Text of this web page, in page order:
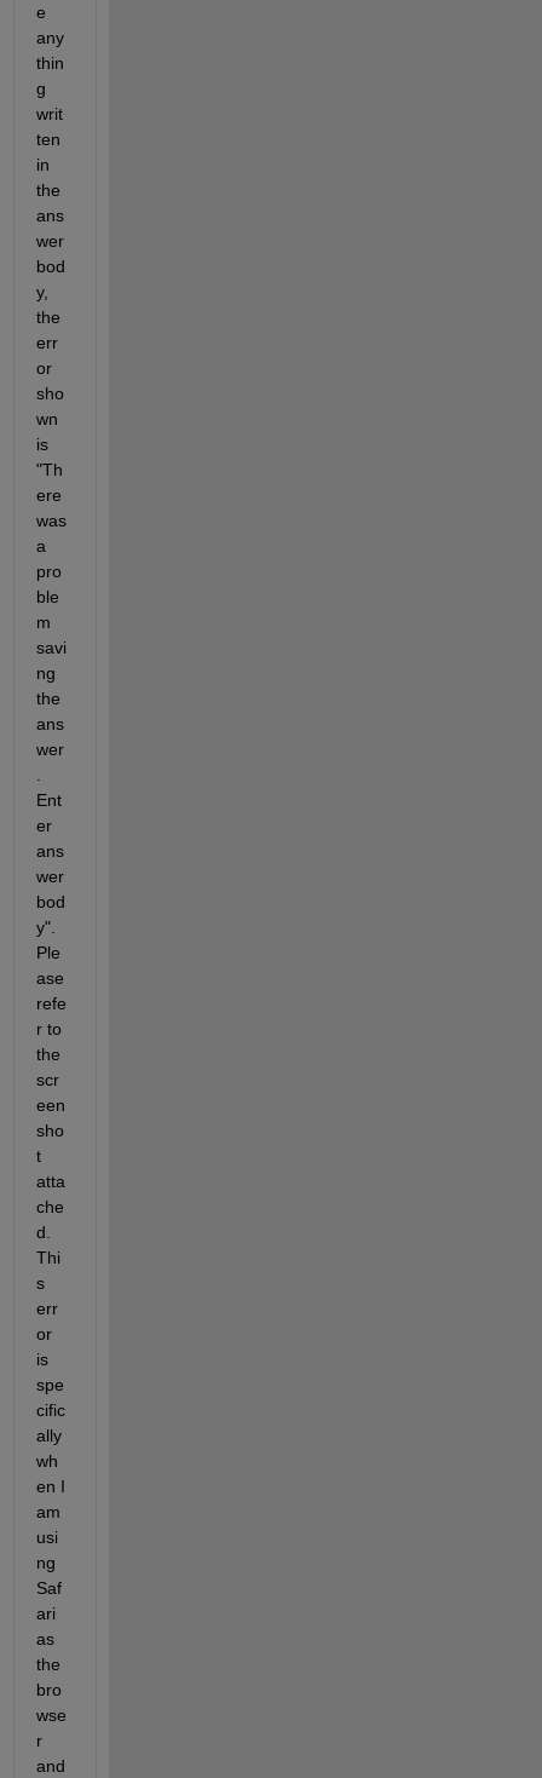
e
any
thin
g
writ
ten
in
the
ans
wer
bod
y,
the
err
or
sho
wn
is
"Th
ere
was
a
pro
ble
m
savi
ng
the
ans
wer
Ent
er
ans
wer
bod
y".
Ple
ase
refe
r to
the
scr
een
sho
t
atta
che
d.
Thi
s
err
or
is
spe
cific
ally
wh
en I
am
usi
ng
Saf
ari
as
the
bro
wse
r
and